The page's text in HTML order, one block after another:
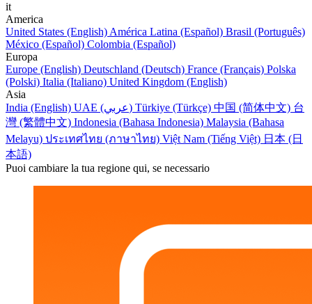
it
America
United States (English) América Latina (Español) Brasil (Português)
México (Español) Colombia (Español)
Europa
Europe (English) Deutschland (Deutsch) France (Français) Polska
(Polski) Italia (Italiano) United Kingdom (English)
Asia
India (English)
UAE (عربي) Türkiye (Türkçe) 中国 (简体中文) 台
灣 (繁體中文) Indonesia (Bahasa Indonesia) Malaysia (Bahasa
Melayu) ประเทศไทย (ภาษาไทย) Việt Nam (Tiếng Việt) 日本 (日
本語)
Puoi cambiare la tua regione qui, se necessario